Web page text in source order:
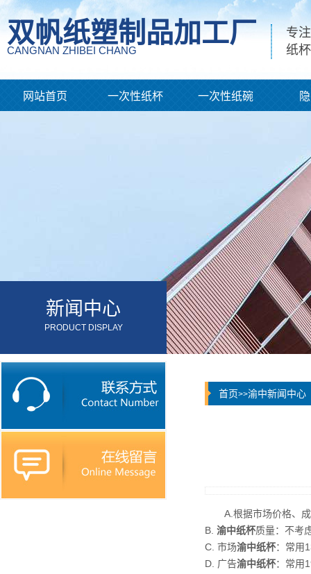
双帆纸塑制品加工厂
CANGNAN ZHIBEI CHANG
专
纸
网站首页 一次性纸杯 一次性纸碗
新闻中心
PRODUCT DISPLAY
首页>>渝中新闻中心
A.根据市场价格、
B. 渝中纸杯质量：不考
C. 市场渝中纸杯：常用
D. 广告渝中纸杯：常用